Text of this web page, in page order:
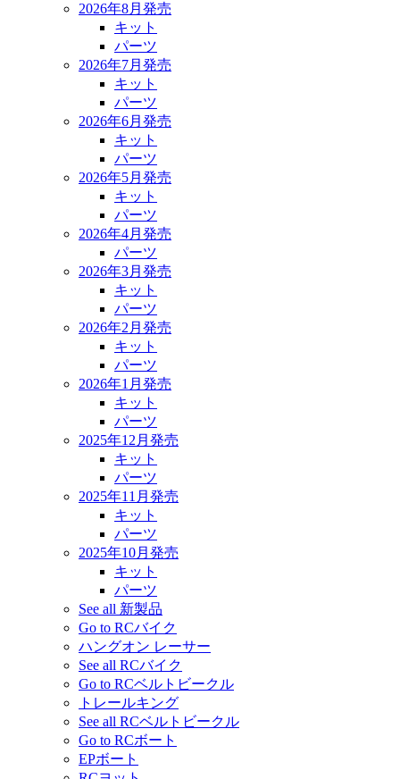
2026年8月発売
キット
パーツ
2026年7月発売
キット
パーツ
2026年6月発売
キット
パーツ
2026年5月発売
キット
パーツ
2026年4月発売
パーツ
2026年3月発売
キット
パーツ
2026年2月発売
キット
パーツ
2026年1月発売
キット
パーツ
2025年12月発売
キット
パーツ
2025年11月発売
キット
パーツ
2025年10月発売
キット
パーツ
See all 新製品
Go to RCバイク
ハングオン レーサー
See all RCバイク
Go to RCベルトビークル
トレールキング
See all RCベルトビークル
Go to RCボート
EPボート